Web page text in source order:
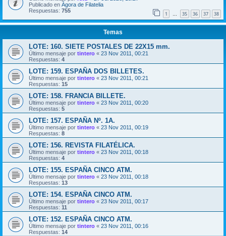
Publicado en Ágora de Filatelia
Respuestas: 755 1 … 35 36 37 38
Temas
LOTE: 160. SIETE POSTALES DE 22X15 mm.
Último mensaje por tintero « 23 Nov 2011, 00:21
Respuestas: 4
LOTE: 159. ESPAÑA DOS BILLETES.
Último mensaje por tintero « 23 Nov 2011, 00:21
Respuestas: 15
LOTE: 158. FRANCIA BILLETE.
Último mensaje por tintero « 23 Nov 2011, 00:20
Respuestas: 5
LOTE: 157. ESPAÑA Nº. 1A.
Último mensaje por tintero « 23 Nov 2011, 00:19
Respuestas: 8
LOTE: 156. REVISTA FILATÉLICA.
Último mensaje por tintero « 23 Nov 2011, 00:18
Respuestas: 4
LOTE: 155. ESPAÑA CINCO ATM.
Último mensaje por tintero « 23 Nov 2011, 00:18
Respuestas: 13
LOTE: 154. ESPAÑA CINCO ATM.
Último mensaje por tintero « 23 Nov 2011, 00:17
Respuestas: 11
LOTE: 152. ESPAÑA CINCO ATM.
Último mensaje por tintero « 23 Nov 2011, 00:16
Respuestas: 14